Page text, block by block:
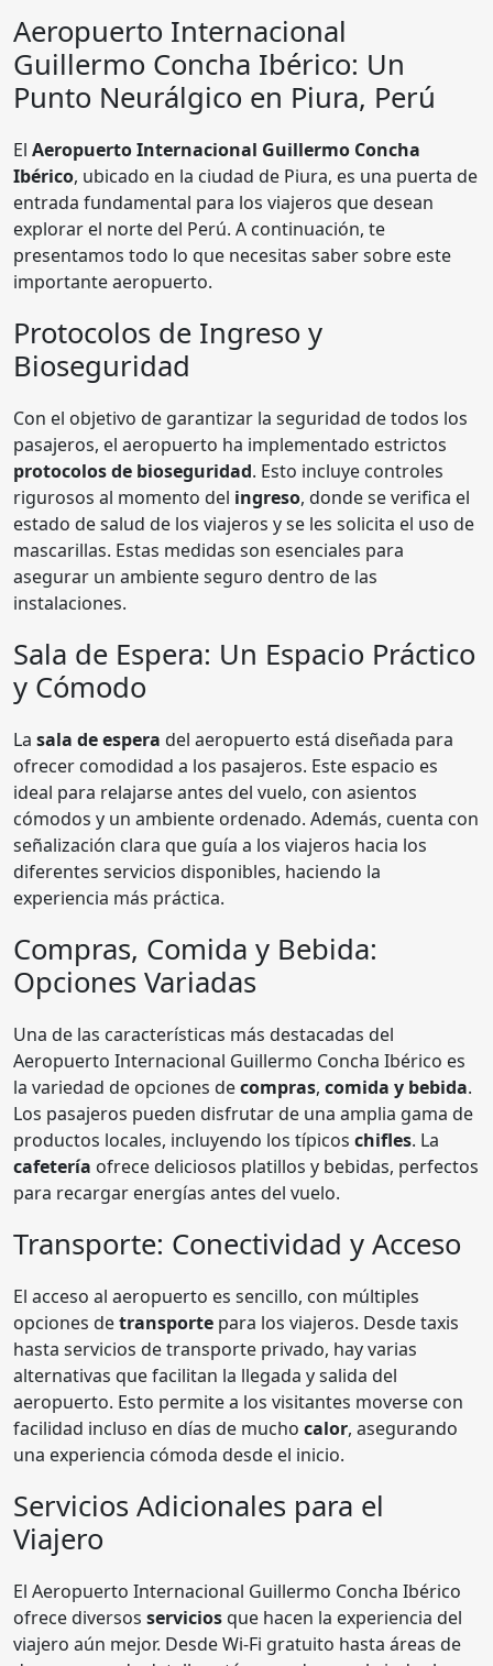
Aeropuerto Internacional
Guillermo Concha Ibérico: Un
Punto Neurálgico en Piura, Perú
El Aeropuerto Internacional Guillermo Concha
Ibérico, ubicado en la ciudad de Piura, es una puerta de
entrada fundamental para los viajeros que desean
explorar el norte del Perú. A continuación, te
presentamos todo lo que necesitas saber sobre este
importante aeropuerto.
Protocolos de Ingreso y
Bioseguridad
Con el objetivo de garantizar la seguridad de todos los
pasajeros, el aeropuerto ha implementado estrictos
protocolos de bioseguridad. Esto incluye controles
rigurosos al momento del ingreso, donde se verifica el
estado de salud de los viajeros y se les solicita el uso de
mascarillas. Estas medidas son esenciales para
asegurar un ambiente seguro dentro de las
instalaciones.
Sala de Espera: Un Espacio Práctico
y Cómodo
La sala de espera del aeropuerto está diseñada para
ofrecer comodidad a los pasajeros. Este espacio es
ideal para relajarse antes del vuelo, con asientos
cómodos y un ambiente ordenado. Además, cuenta con
señalización clara que guía a los viajeros hacia los
diferentes servicios disponibles, haciendo la
experiencia más práctica.
Compras, Comida y Bebida:
Opciones Variadas
Una de las características más destacadas del
Aeropuerto Internacional Guillermo Concha Ibérico es
la variedad de opciones decompras, comida y bebida.
Los pasajeros pueden disfrutar de una amplia gama de
productos locales, incluyendo los típicos chifles. La
cafetería ofrece deliciosos platillos y bebidas, perfectos
para recargar energías antes del vuelo.
Transporte: Conectividad y Acceso
El acceso al aeropuerto es sencillo, con múltiples
opciones detransporte para los viajeros. Desde taxis
hasta servicios de transporte privado, hay varias
alternativas que facilitan la llegada y salida del
aeropuerto. Esto permite a los visitantes moverse con
facilidad incluso en días de mucho calor, asegurando
una experiencia cómoda desde el inicio.
Servicios Adicionales para el
Viajero
El Aeropuerto Internacional Guillermo Concha Ibérico
ofrece diversos serviciosque hacen la experiencia del
viajero aún mejor. Desde Wi-Fi gratuito hasta áreas de